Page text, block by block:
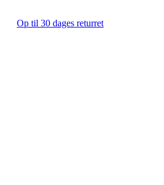
Op til 30 dages returret